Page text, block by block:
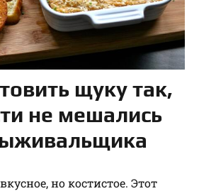
щуку так,
не мешались
но костистое. Этот